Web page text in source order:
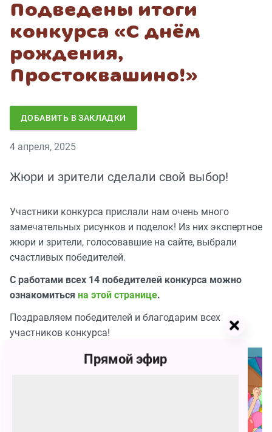
Подведены итоги
конкурса «С днём
рождения,
Простоквашино!»
ДОБАВИТЬ В ЗАКЛАДКИ
4 апреля, 2025
Жюри и зрители сделали свой выбор!
Участники конкурса прислали нам очень много
замечательных рисунков и поделок! Из них экспертное
жюри и зрители, голосовавшие на сайте, выбрали
счастливых победителей.
С работами всех 14 победителей конкурса можно
ознакомиться на этой странице.
Поздравляем победителей и благодарим всех
участников конкурса!
Прямой эфир